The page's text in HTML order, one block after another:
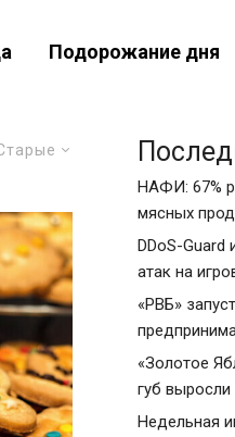
Подорожание дня
НАФИ: 67%
мясных
DDoS-Guard
атак на
«РВБ»
«Золотое
губ выросли
Недельная